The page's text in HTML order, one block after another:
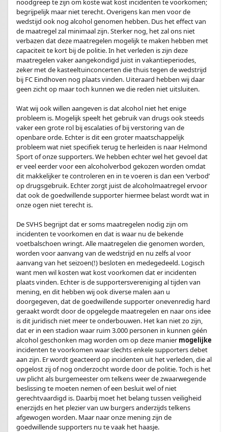
noodgreep te zijn om koste wat kost incidenten te voorkomen;
begrijpelijk maar niet terecht. Overigens kan men voor de
wedstijd ook nog alcohol genomen hebben. Dus het effect van
de maatregel zal minimaal zijn. Sterker nog, het zal ons niet
verbazen dat deze maatregelen mogelijk te maken hebben met
capaciteit te kort bij de politie. In het verleden is zijn deze
maatregelen vaker aangekondigd juist in vakantieperiodes,
zeker met de kasteeltuinconcerten die thuis tegen de wedstrijd
bij FC Eindhoven nog plaats vinden. Uiteraard hebben wij daar
geen zicht op maar toch kunnen we die reden niet uitsluiten.
Wat wij ook willen aangeven is dat alcohol niet het enige
probleem is. Mogelijk speelt het gebruik van drugs ook steeds
vaker een grote rol bij escalaties of bij verstoring van de
openbare orde. Echter is dit een groter maatschappelijk
probleem wat niet specifiek terug te herleiden is naar Helmond
Sport of onze supporters. We hebben echter wel het gevoel dat
er veel eerder voor een alcoholverbod gekozen worden omdat
dit makkelijker te controleren en in te voeren is dan een ‘verbod’
op drugsgebruik. Echter zorgt juist de alcoholmaatregel ervoor
dat ook de goedwillende supporter hiermee belast wordt wat in
onze ogen niet terecht is.
De SVHS begrijpt dat er soms maatregelen nodig zijn om
incidenten te voorkomen en dat is waar nu de bekende
voetbalschoen wringt. Alle maatregelen die genomen worden,
worden voor aanvang van de wedstrijd en nu zelfs al voor
aanvang van het seizoen(!) besloten en medegedeeld. Logisch
want men wil kosten wat kost voorkomen dat er incidenten
plaats vinden. Echter is de supportersvereniging al tijden van
mening, en dit hebben wij ook diverse malen aan u
doorgegeven, dat de goedwillende supporter onevenredig hard
geraakt wordt door de opgelegde maatregelen en naar ons idee
is dit juridisch niet meer te onderbouwen. Het kan niet zo zijn,
dat er in een stadion waar ruim 3.000 personen in kunnen géén
alcohol geschonken mag worden om op deze manier mogelijke
incidenten te voorkomen waar slechts enkele supporters debet
aan zijn. Er wordt geacteerd op incidenten uit het verleden, die al
opgelost zij of nog onderzocht worde door de politie. Toch is het
uw plicht als burgemeester om telkens weer de zwaarwegende
beslissing te moeten nemen of een besluit wel of niet
gerechtvaardigd is. Daarbij moet het belang tussen veiligheid
enerzijds en het plezier van uw burgers anderzijds telkens
afgewogen worden. Maar naar onze mening zijn de
goedwillende supporters nu te vaak het haasje.